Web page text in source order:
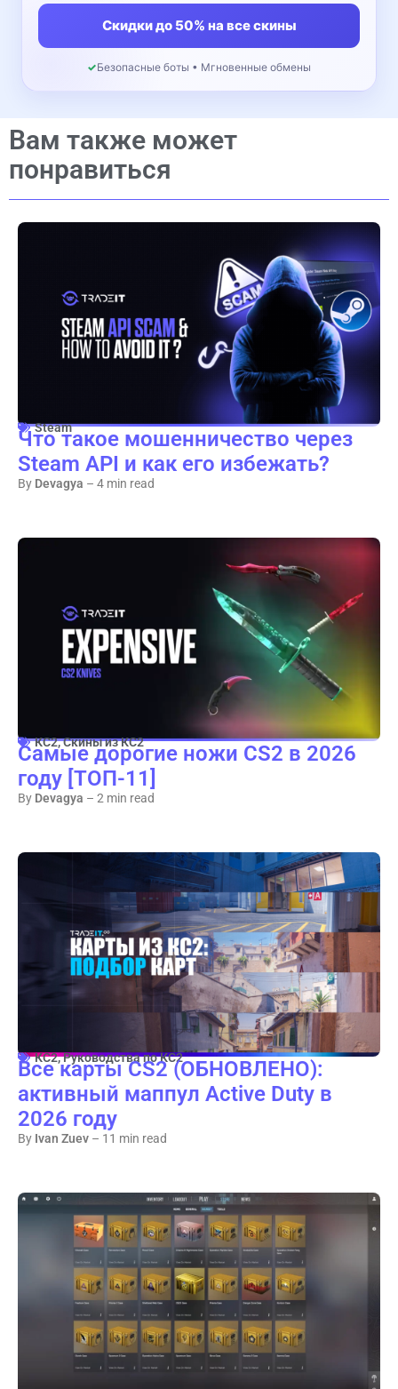
Скидки до 50% на все скины
✓Безопасные боты • Мгновенные обмены
Вам также может
понравиться
Steam
Что такое мошенничество через
Steam API и как его избежать?
By Devagya – 4 min read
КС2,Скины из КС2
Самые дорогие ножи CS2 в 2026
году [ТОП-11]
By Devagya – 2 min read
КС2,Руководства по КС2
Все карты CS2 (ОБНОВЛЕНО):
активный маппул Active Duty в
2026 году
By Ivan Zuev – 11 min read